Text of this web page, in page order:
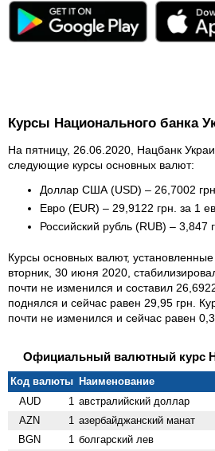
Курсы Национального банка
На пятницу, 26.06.2020, Нацбанк
следующие курсы основных валют:
Доллар США (USD) – 26,7002
Евро (EUR) – 29,9122 грн. за 1
Российский рубль (RUB) – 3,847
Курсы основных валют,
вторник, 30 июня 2020,
почти не изменился и составил
поднялся и сейчас равен 29,95 грн.
почти не изменился и сейчас равен
Официальный валютный курс
Код валюты Наименование
AUD
1 австралийский доллар
AZN 1 азербайджанский манат
BGN 1 болгарский лев